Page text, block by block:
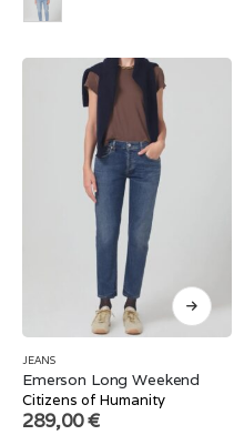
JEANS
Emerson Long Weekend
Citizens of Humanity
289,00€